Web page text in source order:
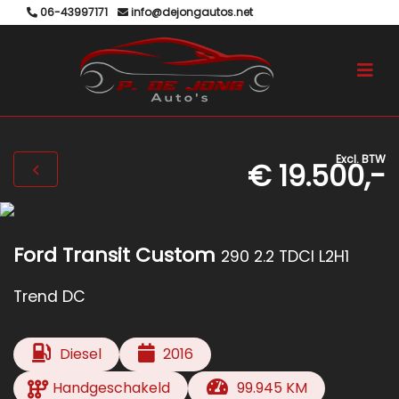
06-43997171 info@dejongautos.net
Excl. BTW
€ 19.500,-
Ford Transit Custom 290 2.2 TDCI L2H1
Trend DC
Diesel
2016
Handgeschakeld
99.945 KM